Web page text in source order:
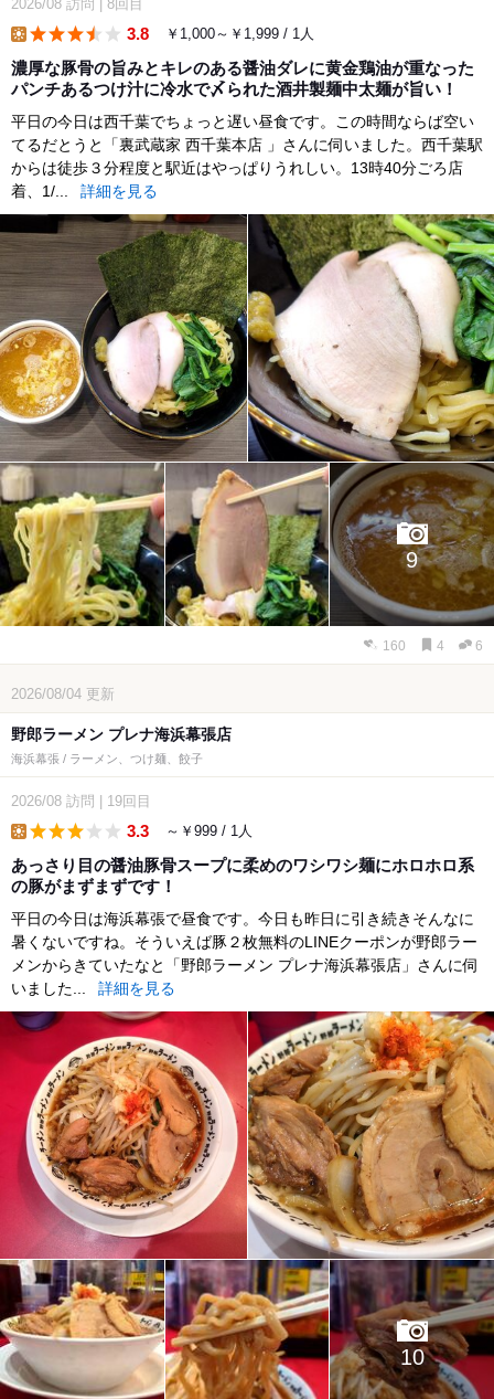
2026/08 訪問 8回目
3.8 ￥1,000～￥1,999 / 1人
濃厚な豚骨の旨みとキレのある醤油ダレに黄金鶏油が重なった
パンチあるつけ汁に冷水で〆られた酒井製麺中太麺が旨い！
平日の今日は西千葉でちょっと遅い昼食です。この時間ならば空い
てるだとうと「裏武蔵家 西千葉本店 」さんに伺いました。西千葉駅
からは徒歩３分程度と駅近はやっぱりうれしい。13時40分ごろ店
着、1/...
詳細を見る
9
160 4 6
2026/08/04 更新
野郎ラーメン プレナ海浜幕張店
海浜幕張 / ラーメン、つけ麺、餃子
2026/08 訪問 19回目
3.3 ～￥999 / 1人
あっさり目の醤油豚骨スープに柔めのワシワシ麺にホロホロ系
の豚がまずまずです！
平日の今日は海浜幕張で昼食です。今日も昨日に引き続きそんなに
暑くないですね。そういえば豚２枚無料のLINEクーポンが野郎ラー
メンからきていたなと「野郎ラーメン プレナ海浜幕張店」さんに伺
いました...
詳細を見る
10